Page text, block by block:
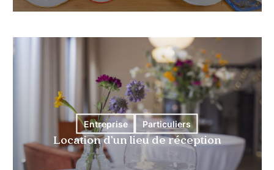
Entreprise Particuliers
Location d’un lieu de réception